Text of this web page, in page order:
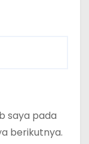
saya pada
berikutnya.